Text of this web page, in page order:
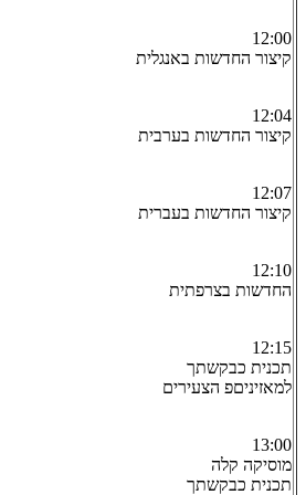
12:00
קיצור החדשות באנגלית
12:04
קיצור החדשות בערבית
12:07
קיצור החדשות בעברית
12:10
החדשות בצרפתית
12:15
תכנית כבקשתך
למאזיניםפ הצעירים
13:00
מוסיקה קלה
תכנית כבקשתך